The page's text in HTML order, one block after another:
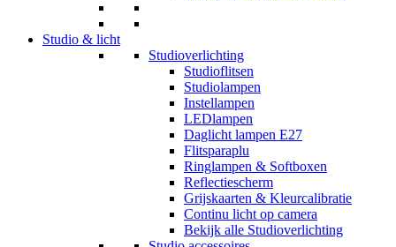
Studio & licht
Studioverlichting
Studioflitsen
Studiolampen
Instellampen
LEDlampen
Daglicht lampen E27
Flitsparaplu
Ringlampen & Softboxen
Reflectiescherm
Grijskaarten & Kleurcalibratie
Continu licht op camera
Bekijk alle Studioverlichting